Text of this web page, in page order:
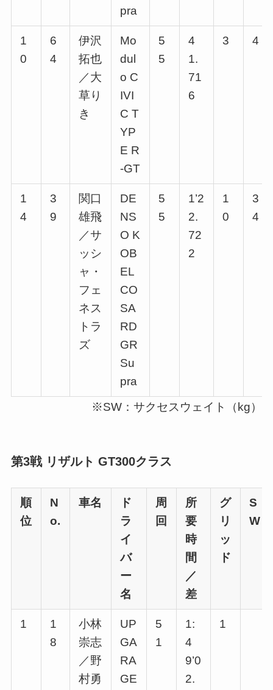
pra
1
0
6
4
伊沢
拓也
／大
草り
き
Mo
dul
o C
IVI
C T
YP
E R
-GT
5
5
4
1.
71
6
3 4
1
4
3
9
関口
雄飛
／サ
ッシ
ャ・
フェ
ネス
トラ
ズ
DE
NS
O K
OB
EL
CO
SA
RD
GR
Su
pra
5
5
1’2
2.
72
2
1
0
3
4
※SW：サクセスウェイト（kg）
第3戦 リザルト GT300クラス
順
位
N
o.
車名
ド
ラ
イ
バ
ー
名
周
回
所
要
時
間
／
差
グ
リ
ッ
ド
S
W
1
1
8
小林
崇志
／野
村勇
UP
GA
RA
GE
5
1
1:
4
9’0
2.
1